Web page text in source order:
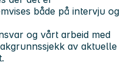
både på intervju og
og vårt arbeid med
av aktuelle